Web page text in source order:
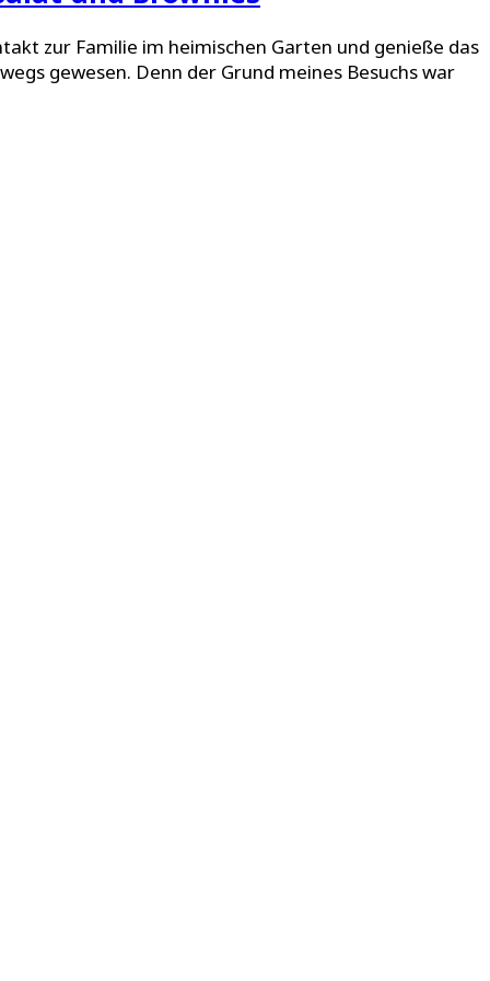
zur Familie im heimischen Garten und genieße das
gewesen. Denn der Grund meines Besuchs war